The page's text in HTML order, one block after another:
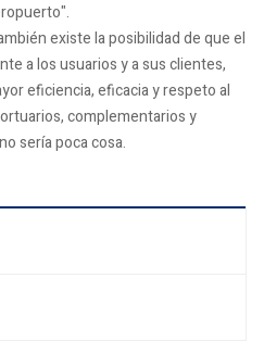
existe la posibilidad de que el
a los usuarios y a sus clientes,
eficiencia, eficacia y respeto al
complementarios y
sería poca cosa.